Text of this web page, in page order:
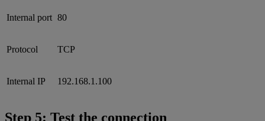
Internal port 80
Protocol TCP
Internal IP 192.168.1.100
Step 5: Test the connection